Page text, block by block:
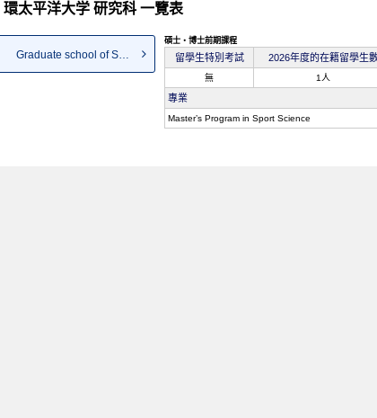
環太平洋大学 研究科 一覽表
Graduate school of Sport Science
碩士・博士前期課程
留學生特別考試 2026年度的在籍留學生
無 1人
專業
Master’s Program in Sport Science